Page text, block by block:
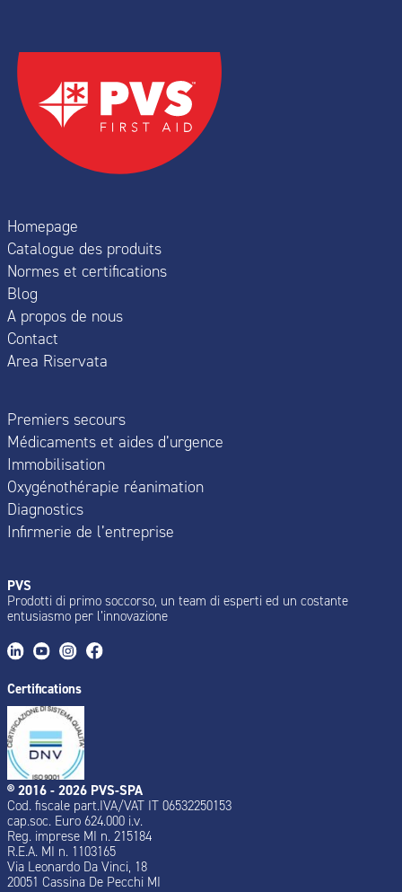
Homepage
Catalogue des produits
Normes et certifications
Blog
A propos de nous
Contact
Area Riservata
Premiers secours
Médicaments et aides d’urgence
Immobilisation
Oxygénothérapie réanimation
Diagnostics
Infirmerie de l’entreprise
PVS
Prodotti di primo soccorso, un team di esperti ed un costante
entusiasmo per l’innovazione
Certifications
® 2016 - 2026 PVS-SPA
Cod. fiscale part.IVA/VAT IT 06532250153
cap.soc. Euro 624.000 i.v.
Reg. imprese MI n. 215184
R.E.A. MI n. 1103165
Via Leonardo Da Vinci, 18
20051 Cassina De Pecchi MI